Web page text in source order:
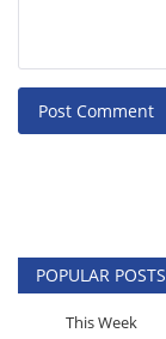
Post Comment
POPULAR POSTS
This Week